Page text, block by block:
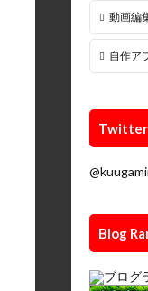
動画編
自作ア
Twitter
Blog